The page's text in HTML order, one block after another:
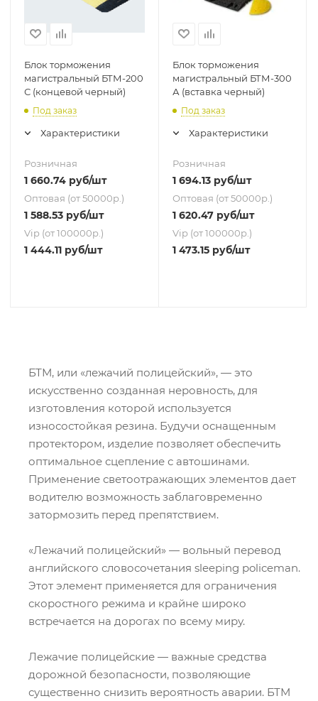
Блок торможения
магистральный БТМ-200
С (концевой черный)
Под заказ
Характеристики
Розничная
1 660.74 руб/шт
Оптовая (от 50000р.)
1 588.53 руб/шт
Vip (от 100000р.)
1 444.11 руб/шт
Блок торможения
магистральный БТМ-300
А (вставка черный)
Под заказ
Характеристики
Розничная
1 694.13руб/шт
Оптовая (от 50000р.)
1 620.47руб/шт
Vip (от 100000р.)
1 473.15руб/шт
БТМ, или «лежачий полицейский», — это
искусственно созданная неровность, для
изготовления которой используется
износостойкая резина. Будучи оснащенным
протектором, изделие позволяет обеспечить
оптимальное сцепление с автошинами.
Применение светоотражающих элементов дает
водителю возможность заблаговременно
затормозить перед препятствием.
«Лежачий полицейский» — вольный перевод
английского словосочетания sleeping policeman.
Этот элемент применяется для ограничения
скоростного режима и крайне широко
встречается на дорогах по всему миру.
Лежачие полицейские — важные средства
дорожной безопасности, позволяющие
существенно снизить вероятность аварии. БТМ